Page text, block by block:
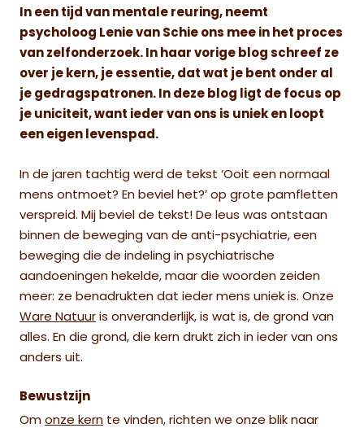
In een tijd van mentale reuring, neemt
psycholoog Lenie van Schie ons mee in het proces
van zelfonderzoek. In haar vorige blog schreef ze
over je kern, je essentie, dat wat je bent onder al
je gedragspatronen. In deze blog ligt de focus op
je uniciteit, want ieder van ons is uniek en loopt
een eigen levenspad.
In de jaren tachtig werd de tekst ‘Ooit een normaal
mens ontmoet? En beviel het?’ op grote pamfletten
verspreid. Mij beviel de tekst! De leus was ontstaan
binnen de beweging van de anti-psychiatrie, een
beweging die de indeling in psychiatrische
aandoeningen hekelde, maar die woorden zeiden
meer: ze benadrukten dat ieder mens uniek is. Onze
Ware Natuur is onveranderlijk, is wat is, de grond van
alles. En die grond, die kern drukt zich in ieder van ons
anders uit.
Bewustzijn
Om onze kern te vinden, richten we onze blik naar